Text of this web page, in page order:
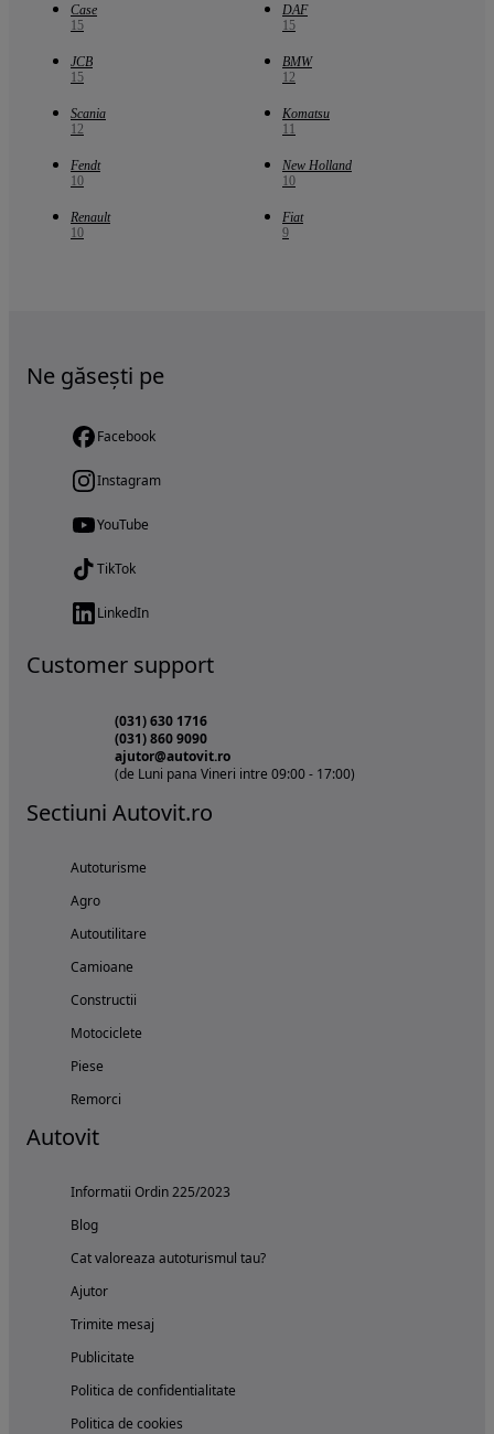
Case
15
DAF
15
JCB
15
BMW
12
Scania
12
Komatsu
11
Fendt
10
New Holland
10
Renault
10
Fiat
9
Ne găsești pe
Facebook
Instagram
YouTube
TikTok
LinkedIn
Customer support
(031) 630 1716
(031) 860 9090
ajutor@autovit.ro
(de Luni pana Vineri intre 09:00 - 17:00)
Sectiuni Autovit.ro
Autoturisme
Agro
Autoutilitare
Camioane
Constructii
Motociclete
Piese
Remorci
Autovit
Informatii Ordin 225/2023
Blog
Cat valoreaza autoturismul tau?
Ajutor
Trimite mesaj
Publicitate
Politica de confidentialitate
Politica de cookies